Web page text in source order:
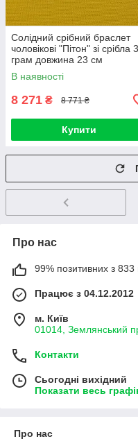
Солідний срібний браслет
чоловікові "Пітон" зі срібла
грам довжина 23 см
В наявності
8 271 ₴ 8 771 ₴
Купити
Про нас
99% позитивних з 833
Працює з 04.12.2012
м. Київ
01014, Землянський
Контакти
Сьогодні вихідний
Показати весь
Про нас